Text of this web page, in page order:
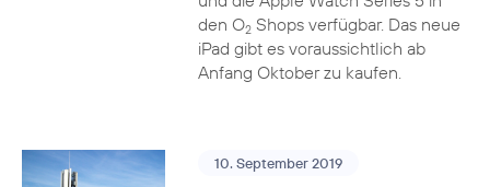
den O2Shops verfügbar. Das neue
iPad gibt es voraussichtlich ab
Anfang Oktober zu kaufen.
10. September 2019